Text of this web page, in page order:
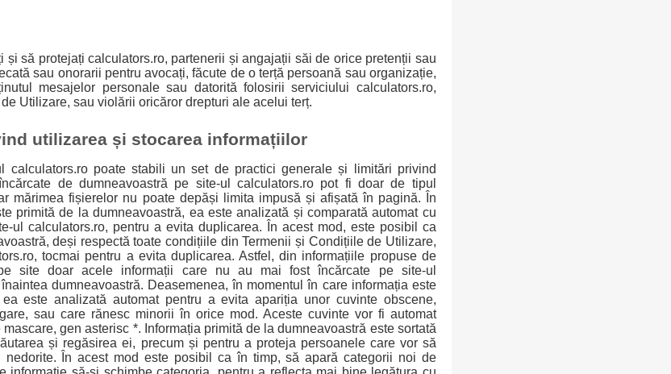
și să protejați calculators.ro, partenerii și angajații săi de orice pretenții sau
sau onorarii pentru avocați, făcute de o terță persoană sau organizație,
mesajelor personale sau datorită folosirii serviciului calculators.ro,
Utilizare, sau violării oricăror drepturi ale acelui terț.
utilizarea și stocarea informațiilor
calculators.ro poate stabili un set de practici generale și limitări privind
de dumneavoastră pe site-ul calculators.ro pot fi doar de tipul
mărimea fișierelor nu poate depăși limita impusă și afișată în pagină. În
primită de la dumneavoastră, ea este analizată și comparată automat cu
ul calculators.ro, pentru a evita duplicarea. În acest mod, este posibil ca
deși respectă toate condițiile din Termenii și Condițiile de Utilizare,
tocmai pentru a evita duplicarea. Astfel, din informațiile propuse de
site doar acele informații care nu au mai fost încărcate pe site-ul
dumneavoastră. Deasemenea, în momentul în care informația este
este analizată automat pentru a evita apariția unor cuvinte obscene,
sau care rănesc minorii în orice mod. Aceste cuvinte vor fi automat
gen asterisc *. Informația primită de la dumneavoastră este sortată
și regăsirea ei, precum și pentru a proteja persoanele care vor să
nedorite. În acest mod este posibil ca în timp, să apară categorii noi de